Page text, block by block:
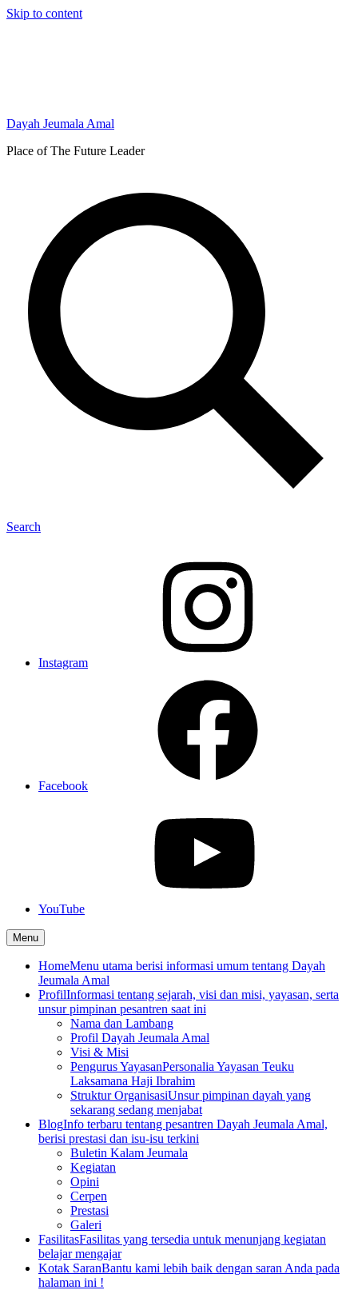
Skip to content
Dayah Jeumala Amal
Place of The Future Leader
Search
Instagram
Facebook
YouTube
Menu
HomeMenu utama berisi informasi umum tentang Dayah
Jeumala Amal
ProfilInformasi tentang sejarah, visi dan misi, yayasan, serta
unsur pimpinan pesantren saat ini
Nama dan Lambang
Profil Dayah Jeumala Amal
Visi & Misi
Pengurus YayasanPersonalia Yayasan Teuku
Laksamana Haji Ibrahim
Struktur OrganisasiUnsur pimpinan dayah yang
sekarang sedang menjabat
BlogInfo terbaru tentang pesantren Dayah Jeumala Amal,
berisi prestasi dan isu-isu terkini
Buletin Kalam Jeumala
Kegiatan
Opini
Cerpen
Prestasi
Galeri
FasilitasFasilitas yang tersedia untuk menunjang kegiatan
belajar mengajar
Kotak SaranBantu kami lebih baik dengan saran Anda pada
halaman ini !